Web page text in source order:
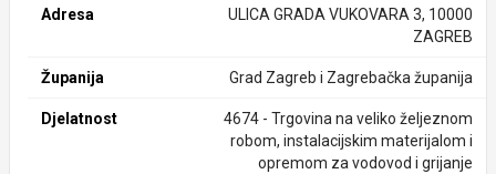
Adresa
ULICA GRADA VUKOVARA 3, 10000
ZAGREB
Županija Grad Zagreb i Zagrebačka županija
Djelatnost
4674 - Trgovina na veliko željeznom
robom, instalacijskim materijalom i
opremom za vodovod i grijanje